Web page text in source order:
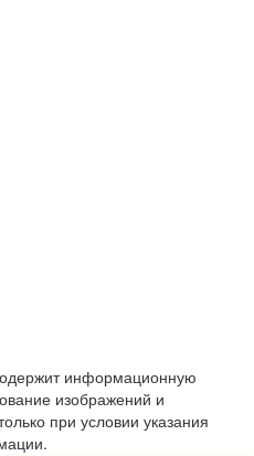
информационную
изображений и
при условии указания